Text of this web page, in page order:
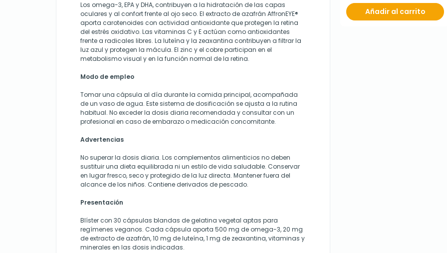
Los omega-3, EPA y DHA, contribuyen a la hidratación de las capas
oculares y al confort frente al ojo seco. El extracto de azafrán AffronEYE®
aporta carotenoides con actividad antioxidante que protegen la retina
del estrés oxidativo. Las vitaminas C y E actúan como antioxidantes
frente a radicales libres. La luteína y la zeaxantina contribuyen a filtrar la
luz azul y protegen la mácula. El zinc y el cobre participan en el
metabolismo visual y en la función normal de la retina.
Modo de empleo
Tomar una cápsula al día durante la comida principal, acompañada
de un vaso de agua. Este sistema de dosificación se ajusta a la rutina
habitual. No exceder la dosis diaria recomendada y consultar con un
profesional en caso de embarazo o medicación concomitante.
Advertencias
No superar la dosis diaria. Los complementos alimenticios no deben
sustituir una dieta equilibrada ni un estilo de vida saludable. Conservar
en lugar fresco, seco y protegido de la luz directa. Mantener fuera del
alcance de los niños. Contiene derivados de pescado.
Presentación
Blíster con 30 cápsulas blandas de gelatina vegetal aptas para
regímenes veganos. Cada cápsula aporta 500 mg de omega-3, 20 mg
de extracto de azafrán, 10 mg de luteína, 1 mg de zeaxantina, vitaminas y
minerales en las dosis indicadas.
Añadir al carrito